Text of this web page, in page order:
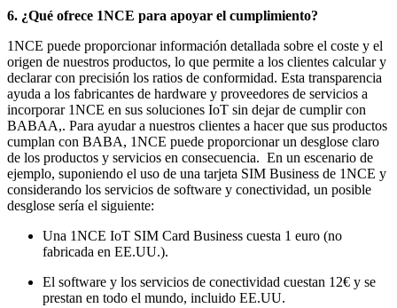
6. ¿Qué ofrece 1NCE para apoyar el cumplimiento?
1NCE puede proporcionar información detallada sobre el coste y el
origen de nuestros productos, lo que permite a los clientes calcular y
declarar con precisión los ratios de conformidad. Esta transparencia
ayuda a los fabricantes de hardware y proveedores de servicios a
incorporar 1NCE en sus soluciones IoT sin dejar de cumplir con
BABAA,. Para ayudar a nuestros clientes a hacer que sus productos
cumplan con BABA, 1NCE puede proporcionar un desglose claro
de los productos y servicios en consecuencia. En un escenario de
ejemplo, suponiendo el uso de una tarjeta SIM Business de 1NCE y
considerando los servicios de software y conectividad, un posible
desglose sería el siguiente:
Una 1NCE IoT SIM Card Business cuesta 1 euro (no
fabricada en EE.UU.).
El software y los servicios de conectividad cuestan 12€ y se
prestan en todo el mundo, incluido EE.UU.